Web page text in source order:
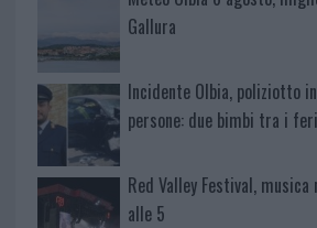
Gallura
Incidente Olbia, poliziotto
persone: due bimbi tra i
Red Valley Festival,
alle 5